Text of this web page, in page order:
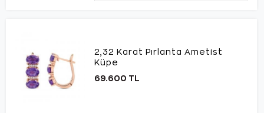
2,32 Karat Pırlanta Ametist
Küpe
69.600 TL